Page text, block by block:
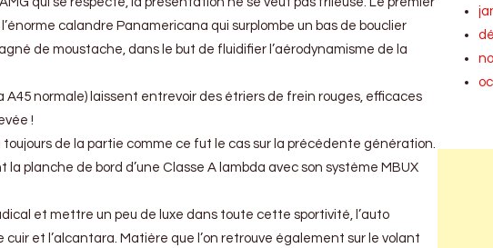
calandre Panamericana qui surplombe un bas de bouclier
de moustache, dans le but de fluidifier l’aérodynamisme de la
A45 normale) laissent entrevoir des étriers de frein rouges, efficaces
!
de la partie comme ce fut le cas sur la précédente génération.
la planche de bord d’une Classe A lambda avec son système MBUX
et mettre un peu de luxe dans toute cette sportivité, l’auto
et l’alcantara. Matière que l’on retrouve également sur le volant